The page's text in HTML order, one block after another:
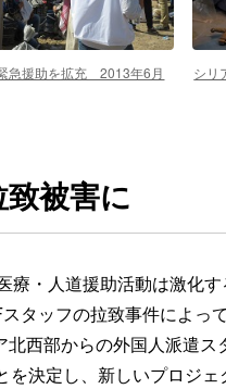
急援助を拡充 2013年6月
シリ
被害に
・人道援助活動は激化
タッフの拉致事件によっ
西部からの外国人派遣
決定し、新しいプロジ